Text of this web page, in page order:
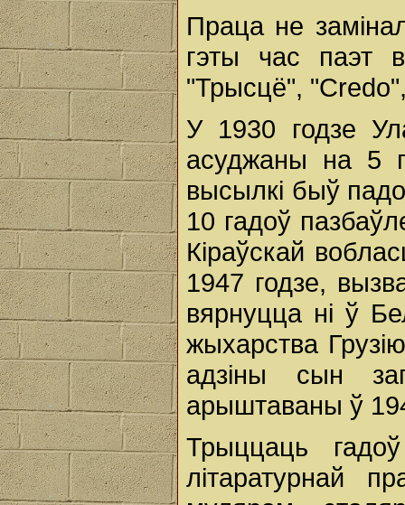
Праца не
гэты час паэт
"Трысцё",
У 1930 годзе
асуджаны на 5
высылкі быў
10 гадоў
Кіраўскай
1947 годзе,
вярнуцца ні ў
жыхарства
адзіны сын
арыштаваны ў
Трыццаць
літаратурнай